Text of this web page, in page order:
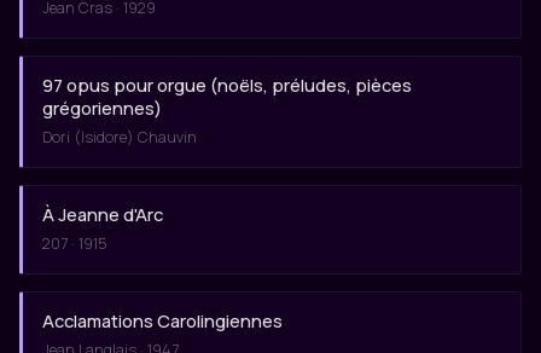
Jean Cras · 1929
97 opus pour orgue (noëls, préludes, pièces
grégoriennes)
Dori (Isidore) Chauvin
À Jeanne d'Arc
207 · 1915
Acclamations Carolingiennes